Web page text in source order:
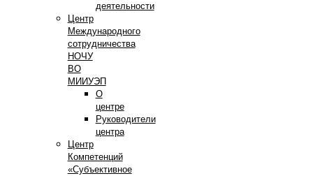
деятельности
Центр
Международного
сотрудничества
НОЧУ
ВО
МИИУЭП
О
центре
Руководители
центра
Центр
Компетенций
«Субъективное